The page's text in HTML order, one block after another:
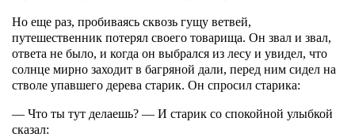
Но еще раз, пробиваясь сквозь гущу ветвей,
путешественник потерял своего товарища. Он звал и звал,
ответа не было, и когда он выбрался из лесу и увидел, что
солнце мирно заходит в багряной дали, перед ним сидел на
стволе упавшего дерева старик. Он спросил старика:
— Что ты тут делаешь? — И старик со спокойной улыбкой
сказал: